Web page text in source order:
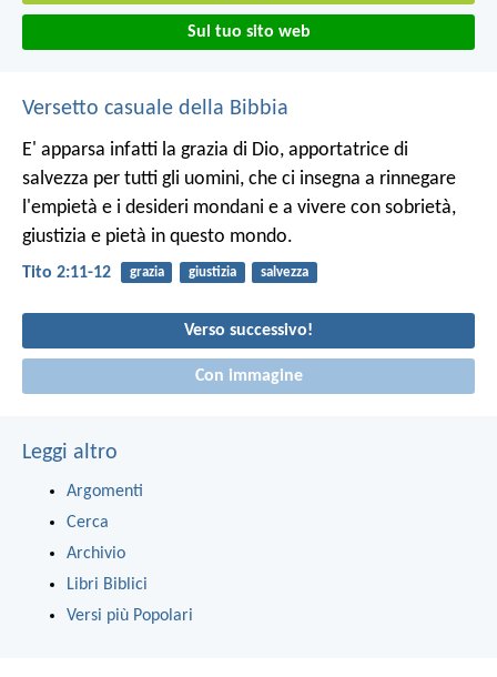
Sul tuo sito web
Versetto casuale della Bibbia
E' apparsa infatti la grazia di Dio, apportatrice di
salvezza per tutti gli uomini, che ci insegna a rinnegare
l'empietà e i desideri mondani e a vivere con sobrietà,
giustizia e pietà in questo mondo.
Tito 2:11-12 grazia giustizia salvezza
Verso successivo!
Con immagine
Leggi altro
Argomenti
Cerca
Archivio
Libri Biblici
Versi più Popolari